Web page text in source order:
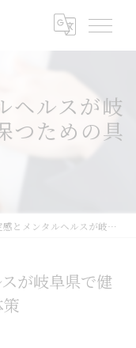
ヘルスが岐
つための具
ルヘルスが岐阜県で健やかな心を保つための具体策
が岐阜県で健